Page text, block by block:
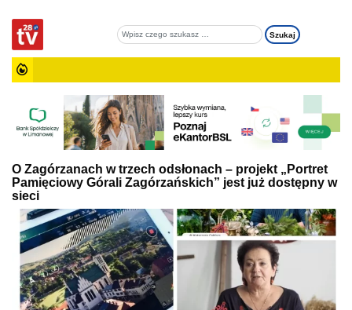
O Zagórzanach w trzech odsłonach – projekt „Portret
Pamięciowy Górali Zagórzańskich” jest już dostępny w
sieci